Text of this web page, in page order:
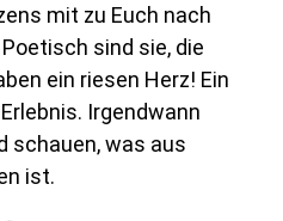
mit zu Euch nach
sind sie, die
ein riesen Herz! Ein
Irgendwann
schauen, was aus
ist.